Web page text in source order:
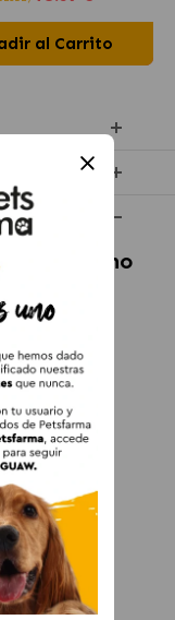
al Carrito
de Caucho